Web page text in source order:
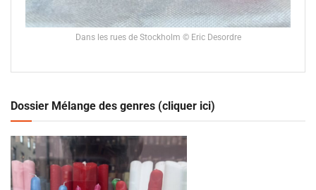
Dans les rues de Stockholm © Eric Desordre
Dossier Mélange des genres (cliquer ici)